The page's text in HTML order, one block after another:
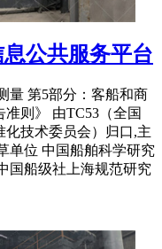
公共服务平台
量 第5部分：客船和商
则》 由TC53（全国
技术委员会）归口,主
单位 中国船舶科学研究
国船级社上海规范研究